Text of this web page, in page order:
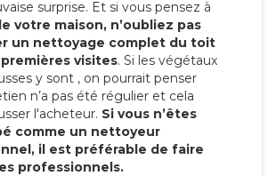
surprise. Et si vous pensez à
votre maison, n’oubliez pas
un nettoyage complet du toit
visites. Si les végétaux
y sont , on pourrait penser
n’a pas été régulier et cela
l'acheteur. Si vous n’êtes
comme un nettoyeur
il est préférable de faire
professionnels.